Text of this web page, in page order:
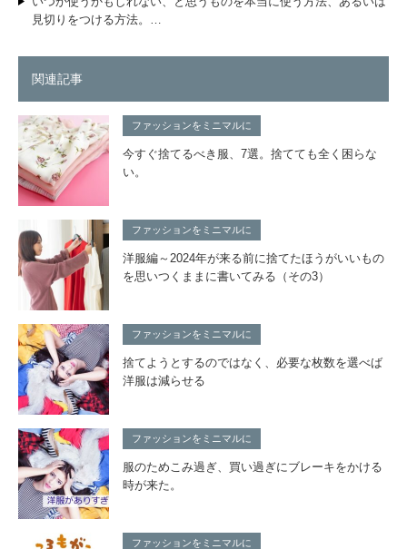
見切りをつける方法。…
関連記事
ファッションをミニマルに
今すぐ捨てるべき服、7選。捨てても全く困らな
い。
ファッションをミニマルに
洋服編～2024年が来る前に捨てたほうがいいもの
を思いつくままに書いてみる（その3）
ファッションをミニマルに
捨てようとするのではなく、必要な枚数を選べば
洋服は減らせる
ファッションをミニマルに
服のためこみ過ぎ、買い過ぎにブレーキをかける
時が来た。
ファッションをミニマルに